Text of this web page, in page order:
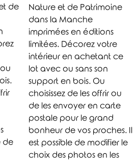
de
de
Nature et de Patrimoine
dans la Manche
imprimées en éditions
limitées. Décorez votre
intérieur en achetant ce
lot avec ou sans son
support en bois. Ou
choisissez de les offrir ou
de les envoyer en carte
postale pour le grand
bonheur de vos proches. Il
est possible de modifier le
choix des photos en les